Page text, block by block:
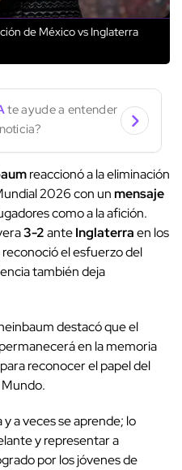
de México vs Inglaterra
te ayude a entender
reaccionó a la eliminación
2026 con unmensaje
como a la afición.
3-2anteInglaterraen los
el esfuerzo del
también deja
destacó que el
en la memoria
reconocer el papel del
Mundo.
y a veces se aprende; lo
y representar a
por los jóvenes de